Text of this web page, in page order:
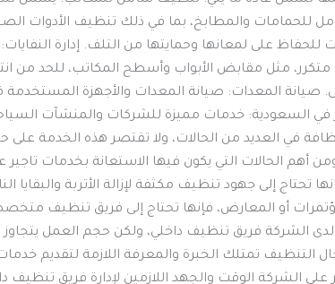
للحمامات والمطابخ، بما في ذلك تنظيف الأدوات
على لمعانها وحمايتها من التلف. إدارة
مثل مقابض الأبواب وأسطح المكاتب، للحد من
صيانة المعدات: صيانة المعدات والأجهزة
في السعودية: خدمات مميزة للشركات والمنشآت
نظافة في العديد من الحالات، ولا تقتصر هذه الخدمة
الحالات التي يكون فيها الاستعانة بخدمات تاجير
إلى جهود تنظيف مكثفة لإزالة الأتربة والبقايا
أو المعارض، فإنها تحتاج إلى فريق تنظيف
الشركة فريق تنظيف داخلي، ولكن حجم العمل يتجاوز
تمتلك الخبرة والمعرفة اللازمة لتقديم
الشركة الوقت والجهد اللازمين لإدارة فريق تنظيف